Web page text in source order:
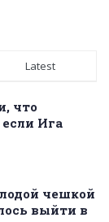
Latest
что
Ига
чешкой
выйти в